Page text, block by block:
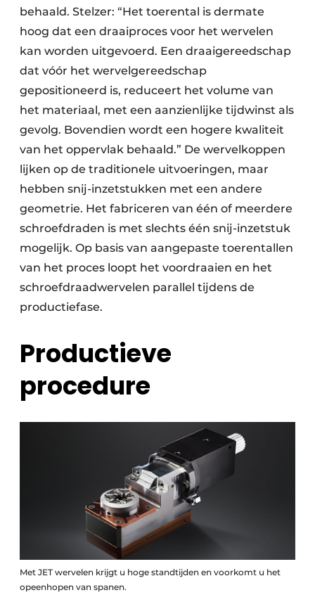
behaald. Stelzer: “Het toerental is dermate
hoog dat een draaiproces voor het wervelen
kan worden uitgevoerd. Een draaigereedschap
dat vóór het wervelgereedschap
gepositioneerd is, reduceert het volume van
het materiaal, met een aanzienlijke tijdwinst als
gevolg. Bovendien wordt een hogere kwaliteit
van het oppervlak behaald.” De wervelkoppen
lijken op de traditionele uitvoeringen, maar
hebben snij-inzetstukken met een andere
geometrie. Het fabriceren van één of meerdere
schroefdraden is met slechts één snij-inzetstuk
mogelijk. Op basis van aangepaste toerentallen
van het proces loopt het voordraaien en het
schroefdraadwervelen parallel tijdens de
productiefase.
Productieve
procedure
Met JET wervelen krijgt u hoge standtijden en voorkomt u het
opeenhopen van spanen.